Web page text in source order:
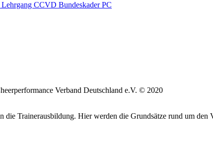
Lehrgang CCVD Bundeskader PC
Verband Deutschland e.V. © 2020
Trainerausbildung. Hier werden die Grundsätze rund um den